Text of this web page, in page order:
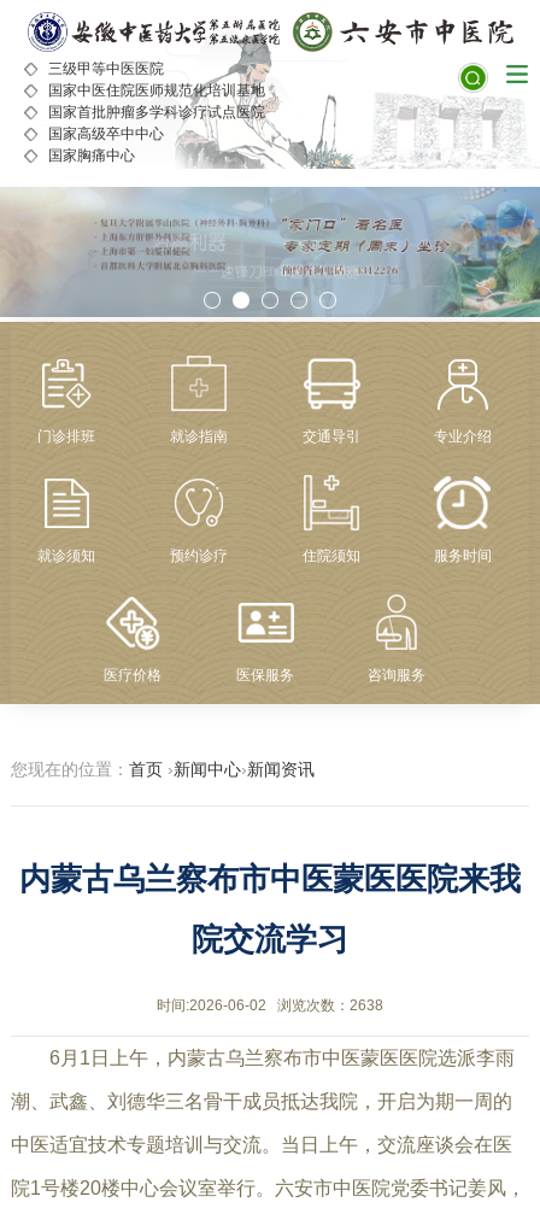
三级甲等中医医院
国家中医住院医师规范化培训基地
国家首批肿瘤多学科诊疗试点医院
国家高级卒中中心
国家胸痛中心
门诊排班 就诊指南 交通导引 专业介绍
就诊须知 预约诊疗 住院须知 服务时间
医疗价格 医保服务 咨询服务
您现在的位置： 首页 ›新闻中心›新闻资讯
内蒙古乌兰察布市中医蒙医医院来我
院交流学习
时间:2026-06-02 浏览次数：2638
6月1日上午，内蒙古乌兰察布市中医蒙医医院选派李雨
潮、武鑫、刘德华三名骨干成员抵达我院，开启为期一周的
中医适宜技术专题培训与交流。当日上午，交流座谈会在医
院1号楼20楼中心会议室举行。六安市中医院党委书记姜风，